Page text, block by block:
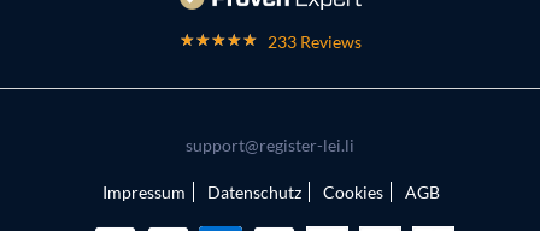
233 Reviews
support@register-lei.li
Impressum Datenschutz Cookies AGB